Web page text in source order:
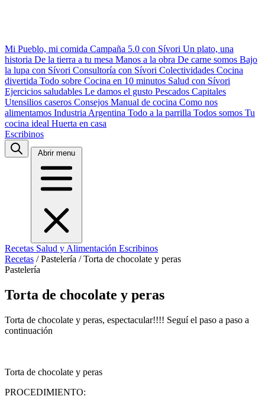
Mi Pueblo, mi comida Campaña 5.0 con Sívori Un plato, una
historia De la tierra a tu mesa Manos a la obra De carne somos Bajo
la lupa con Sívori Consultoría con Sívori Colectividades Cocina
divertida Todo sobre Cocina en 10 minutos Salud con Sívori
Ejercicios saludables Le damos el gusto Pescados Capitales
Utensilios caseros Consejos Manual de cocina Como nos
alimentamos Industria Argentina Todo a la parrilla Todos somos Tu
cocina ideal Huerta en casa
Escribinos
Abrir menu
Recetas Salud y Alimentación Escribinos
Recetas / Pastelería / Torta de chocolate y peras
Pastelería
Torta de chocolate y peras
Torta de chocolate y peras, espectacular!!!! Seguí el paso a paso a
continuación
Torta de chocolate y peras
PROCEDIMIENTO: